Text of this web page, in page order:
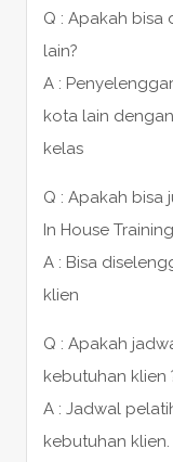
Q : Apakah bisa
lain?
A :
kota lain
kelas
Q : Apakah bisa
In House
A : Bisa
klien
Q : Apakah
kebutuhan klien
A : Jadwal
kebutuhan